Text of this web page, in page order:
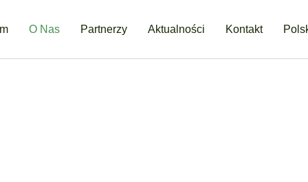
O Nas Partnerzy Aktualności Kontakt